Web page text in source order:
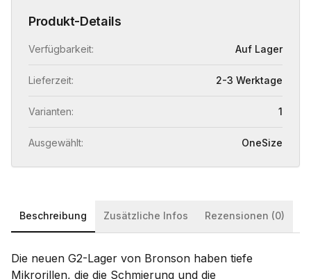
Produkt-Details
Verfügbarkeit: Auf Lager
Lieferzeit: 2-3 Werktage
Varianten: 1
Ausgewählt: OneSize
Beschreibung Zusätzliche Infos Rezensionen (0)
Die neuen G2-Lager von Bronson haben tiefe
Mikrorillen, die die Schmierung und die